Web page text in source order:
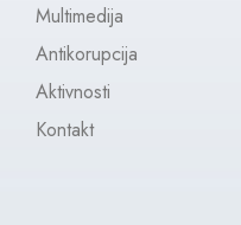
Multimedija
Antikorupcija
Aktivnosti
Kontakt